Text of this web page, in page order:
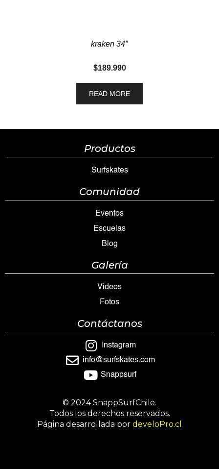
kraken 34″
$189.990
READ MORE
Productos
Surfskates
Comunidad
Eventos
Escuelas
Blog
Galería
Videos
Fotos
Contáctanos
Instagram
info@surfskates.com
Snappsurf
© 2024 SnappSurfChile.
Todos los derechos reservados.
Página desarrollada por develoPro.cl